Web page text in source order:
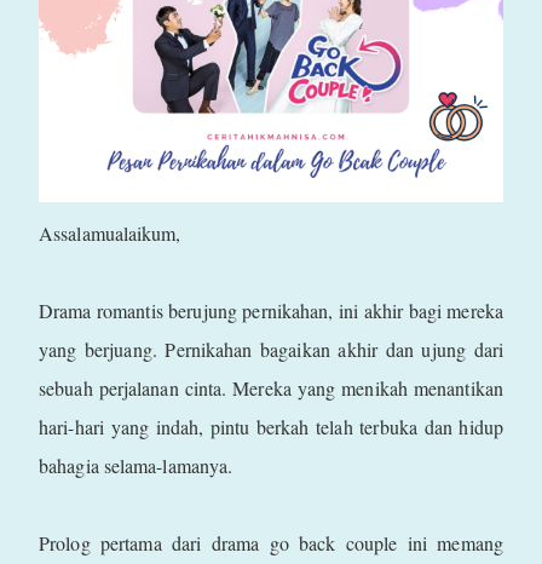
Assalamualaikum,
Drama romantis berujung pernikahan, ini akhir bagi mereka
yang berjuang. Pernikahan bagaikan akhir dan ujung dari
sebuah perjalanan cinta. Mereka yang menikah menantikan
hari-hari yang indah, pintu berkah telah terbuka dan hidup
bahagia selama-lamanya.
Prolog pertama dari drama go back couple ini memang